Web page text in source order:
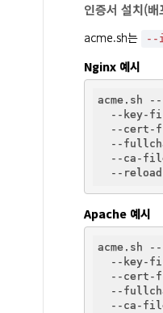
인증서 설치(배
acme.sh는 --
Nginx 예시
acme.sh
--key-
--cert-
--
--ca-
--
Apache 예시
acme.sh
--key-
--cert-
--
--ca-